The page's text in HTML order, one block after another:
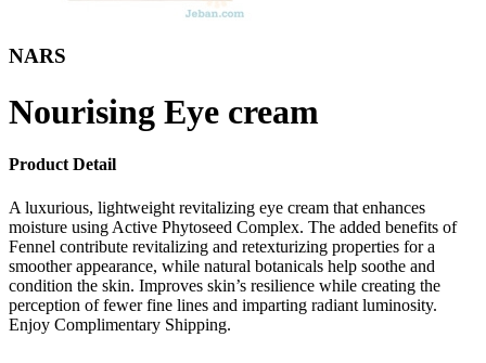
NARS
Nourising Eye cream
Product Detail
A luxurious, lightweight revitalizing eye cream that enhances
moisture using Active Phytoseed Complex. The added benefits of
Fennel contribute revitalizing and retexturizing properties for a
smoother appearance, while natural botanicals help soothe and
condition the skin. Improves skin’s resilience while creating the
perception of fewer fine lines and imparting radiant luminosity.
Enjoy Complimentary Shipping.